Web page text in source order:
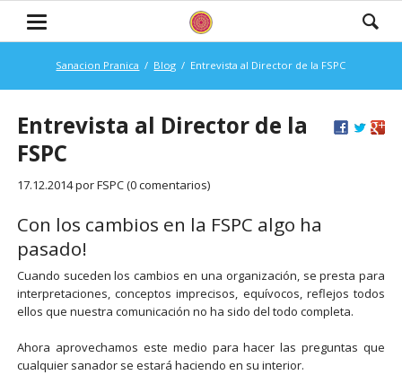
Sanacion Pranica Blog Entrevista al Director de la FSPC
Entrevista al Director de la
FSPC
17.12.2014por FSPC (0 comentarios)
Con los cambios en la FSPC algo ha
pasado!
Cuando suceden los cambios en una organización, se presta para
interpretaciones, conceptos imprecisos, equívocos, reflejos todos
ellos que nuestra comunicación no ha sido del todo completa.
Ahora aprovechamos este medio para hacer las preguntas que
cualquier sanador se estará haciendo en su interior.